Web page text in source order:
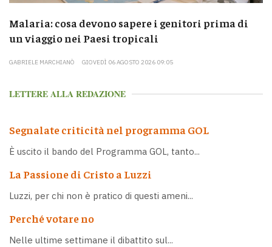
Malaria: cosa devono sapere i genitori prima di
un viaggio nei Paesi tropicali
GABRIELE MARCHIANÒ GIOVEDÌ 06 AGOSTO 2026 09:05
LETTERE ALLA REDAZIONE
Segnalate criticità nel programma GOL
È uscito il bando del Programma GOL, tanto...
La Passione di Cristo a Luzzi
Luzzi, per chi non è pratico di questi ameni...
Perché votare no
Nelle ultime settimane il dibattito sul...